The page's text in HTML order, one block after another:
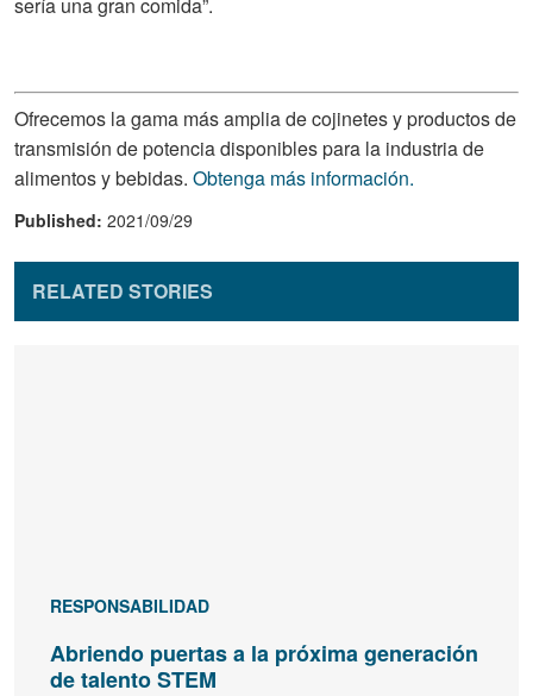
Ofrecemos la gama más amplia de cojinetes y productos de
transmisión de potencia disponibles para la industria de
alimentos y bebidas. Obtenga más información.
Published: 2021/09/29
RELATED STORIES
RESPONSABILIDAD
Abriendo puertas a la próxima generación
de talento STEM